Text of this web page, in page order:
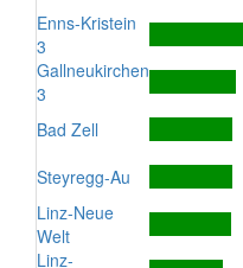
Enns-Kristein
3
Gallneukirchen
3
Bad Zell
Steyregg-Au
Linz-Neue
Welt
Linz-